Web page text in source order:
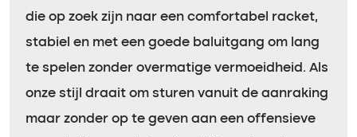
die op zoek zijn naar een comfortabel racket,
stabiel en met een goede baluitgang om lang
te spelen zonder overmatige vermoeidheid. Als
onze stijl draait om sturen vanuit de aanraking
maar zonder op te geven aan een offensieve